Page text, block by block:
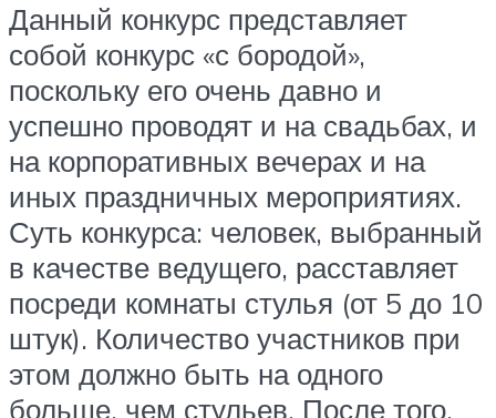
Данный конкурс представляет
собой конкурс «с бородой»,
поскольку его очень давно и
успешно проводят и на свадьбах, и
на корпоративных вечерах и на
иных праздничных мероприятиях.
Суть конкурса: человек, выбранный
в качестве ведущего, расставляет
посреди комнаты стулья (от 5 до 10
штук). Количество участников при
этом должно быть на одного
больше, чем стульев. После того,